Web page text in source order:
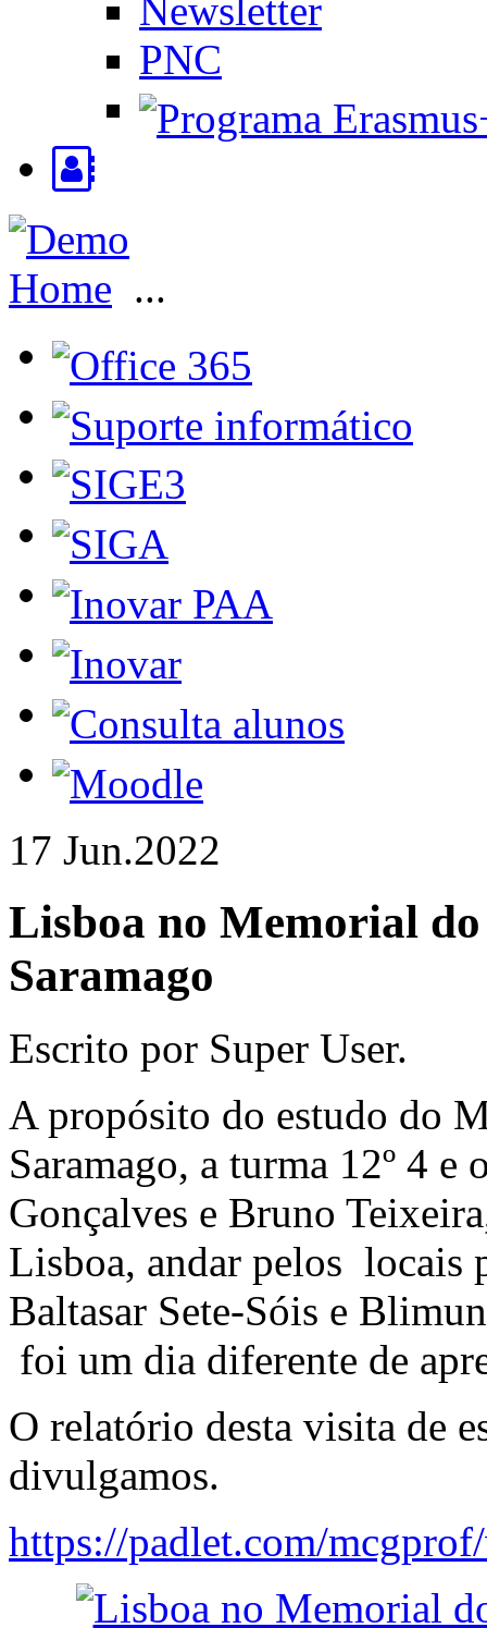
Newsletter
PNC
Home ...
17 Jun.2022
Lisboa no Memorial do
Saramago
Escrito por Super User.
A propósito do estudo do
Saramago, a turma 12º 4 e
Gonçalves e Bruno
Lisboa, andar pelos locais
Baltasar Sete-Sóis e
foi um dia diferente de
O relatório desta visita de
divulgamos.
https://padlet.com/